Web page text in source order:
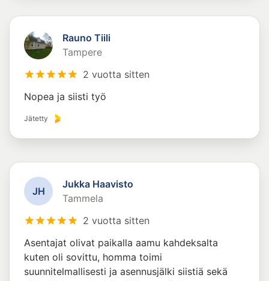
Rauno Tiili
Tampere
2 vuotta sitten
Nopea ja siisti työ
Jätetty
JH
Jukka Haavisto
Tammela
2 vuotta sitten
Asentajat olivat paikalla aamu kahdeksalta
kuten oli sovittu, homma toimi
suunnitelmallisesti ja asennusjälki siistiä sekä